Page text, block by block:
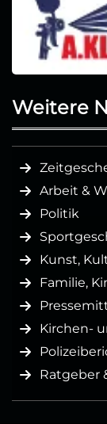
Weitere
Arbeit &
Politik
Kunst,
Familie,
Kirchen-
Ratgeber